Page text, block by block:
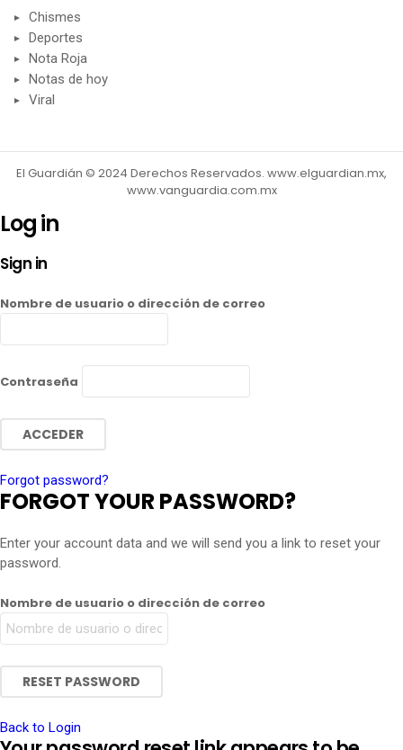
Chismes
Deportes
Nota Roja
Notas de hoy
Viral
El Guardián © 2024 Derechos Reservados. www.elguardian.mx,
www.vanguardia.com.mx
Log in
Sign in
Nombre de usuario o dirección de correo
Contraseña
Forgot password?
FORGOT YOUR PASSWORD?
Enter your account data and we will send you a link to reset your
password.
Nombre de usuario o dirección de correo
Back to Login